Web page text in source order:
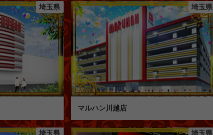
埼玉県 埼玉県
マルハン川越店
埼玉県 埼玉県